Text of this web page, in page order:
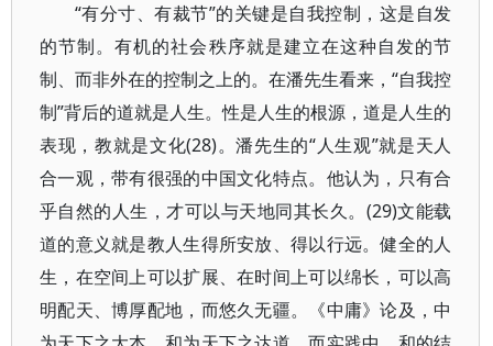
“有分寸、有裁节”的关键是自我控制，这是自发
的节制。有机的社会秩序就是建立在这种自发的节
制、而非外在的控制之上的。在潘先生看来，“自我控
制”背后的道就是人生。性是人生的根源，道是人生的
表现，教就是文化(28)。潘先生的“人生观”就是天人
合一观，带有很强的中国文化特点。他认为，只有合
乎自然的人生，才可以与天地同其长久。(29)文能载
道的意义就是教人生得所安放、得以行远。健全的人
生，在空间上可以扩展、在时间上可以绵长，可以高
明配天、博厚配地，而悠久无疆。《中庸》论及，中